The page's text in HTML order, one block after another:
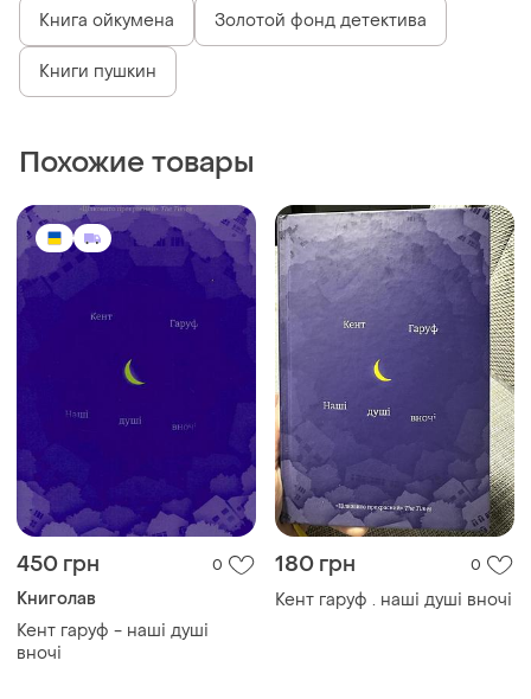
Книга ойкумена Золотой фонд детектива
Книги пушкин
Похожие товары
450 грн 0
Книголав
Кент гаруф - наші душі
вночі
180 грн 0
Кент гаруф . наші душі вночі